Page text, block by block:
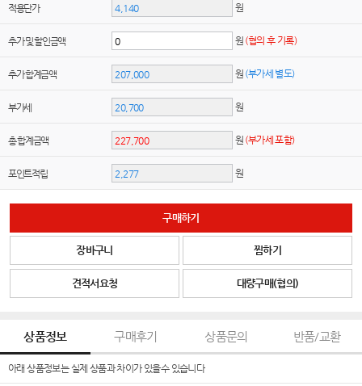
적용단가 원
추가 및 할인금액 원 (협의 후 기록)
추가 합계금액 원 (부가세 별도)
부가세 원
총 합계금액 원 (부가세 포함)
포인트적립 원
구매하기
장바구니 찜하기
견적서요청 대량구매(협의)
상품정보 구매후기 상품문의 반품/교환
아래 상품정보는 실제 상품과 차이가 있을수 있습니다